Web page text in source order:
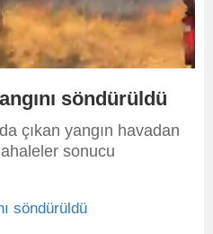
söndürüldü
çıkan yangın havadan
sonucu